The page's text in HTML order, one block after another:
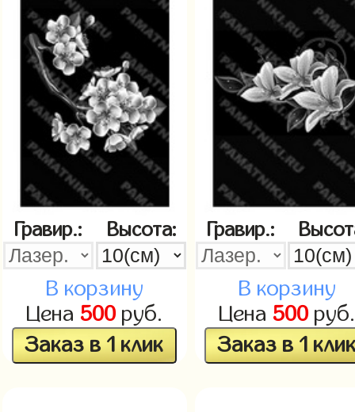
Гравир.: Высота:
В корзину
Цена 500руб.
Заказ в 1 клик
Гравир.:
В корзину
Цена 500руб.
Заказ в 1